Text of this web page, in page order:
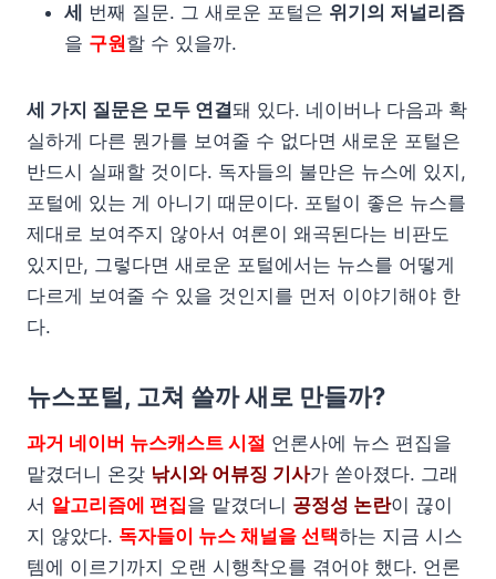
세
번째 질문. 그 새로운 포털은 위기의 저널리즘
을 구원할 수 있을까.
세 가지 질문은 모두 연결돼 있다. 네이버나 다음과 확
실하게 다른 뭔가를 보여줄 수 없다면 새로운 포털은
반드시 실패할 것이다. 독자들의 불만은 뉴스에 있지,
포털에 있는 게 아니기 때문이다. 포털이 좋은 뉴스를
제대로 보여주지 않아서 여론이 왜곡된다는 비판도
있지만, 그렇다면 새로운 포털에서는 뉴스를 어떻게
다르게 보여줄 수 있을 것인지를 먼저 이야기해야 한
다.
뉴스포털, 고쳐 쓸까 새로 만들까?
과거 네이버 뉴스캐스트 시절 언론사에 뉴스 편집을
맡겼더니 온갖 낚시와 어뷰징 기사가 쏟아졌다. 그래
서 알고리즘에 편집을 맡겼더니 공정성 논란이 끊이
지 않았다. 독자들이 뉴스 채널을 선택하는 지금 시스
템에 이르기까지 오랜 시행착오를 겪어야 했다. 언론